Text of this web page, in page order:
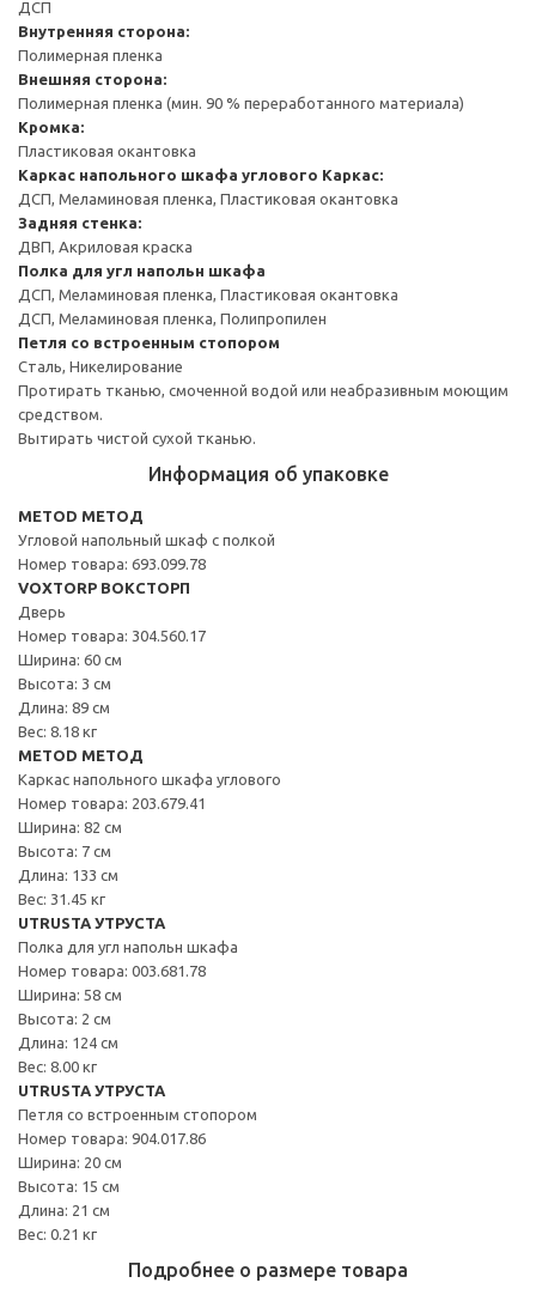
ДСП
Внутренняя сторона:
Полимерная пленка
Внешняя сторона:
Полимерная пленка (мин. 90 % переработанного материала)
Кромка:
Пластиковая окантовка
Каркас напольного шкафа углового Каркас:
ДСП, Меламиновая пленка, Пластиковая окантовка
Задняя стенка:
ДВП, Акриловая краска
Полка для угл напольн шкафа
ДСП, Меламиновая пленка, Пластиковая окантовка
ДСП, Меламиновая пленка, Полипропилен
Петля со встроенным стопором
Сталь, Никелирование
Протирать тканью, смоченной водой или неабразивным моющим
средством.
Вытирать чистой сухой тканью.
Информация об упаковке
METOD МЕТОД
Угловой напольный шкаф с полкой
Номер товара: 693.099.78
VOXTORP ВОКСТОРП
Дверь
Номер товара: 304.560.17
Ширина: 60 см
Высота: 3 см
Длина: 89 см
Вес: 8.18 кг
METOD МЕТОД
Каркас напольного шкафа углового
Номер товара: 203.679.41
Ширина: 82 см
Высота: 7 см
Длина: 133 см
Вес: 31.45 кг
UTRUSTA УТРУСТА
Полка для угл напольн шкафа
Номер товара: 003.681.78
Ширина: 58 см
Высота: 2 см
Длина: 124 см
Вес: 8.00 кг
UTRUSTA УТРУСТА
Петля со встроенным стопором
Номер товара: 904.017.86
Ширина: 20 см
Высота: 15 см
Длина: 21 см
Вес: 0.21 кг
Подробнее о размере товара